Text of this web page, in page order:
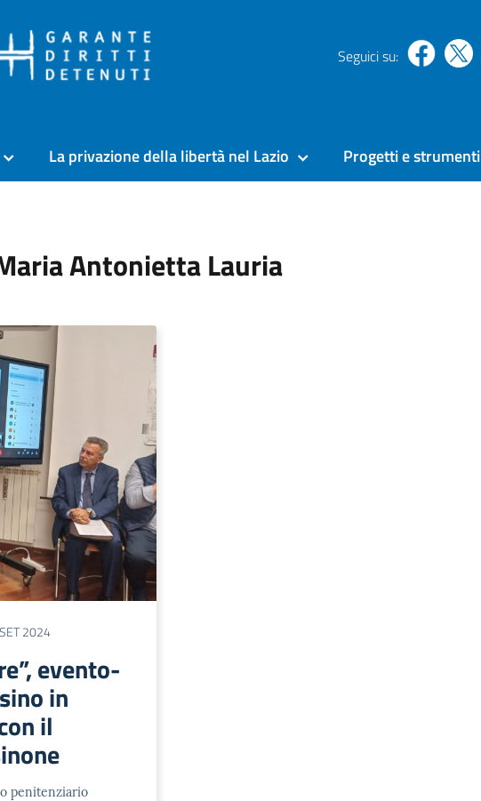
Seguici su:
La privazione della libertà nel Lazio Progetti e strumenti
Antonietta Lauria
2024
evento-
in
il
penitenziario